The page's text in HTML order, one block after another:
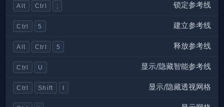
Alt Ctrl ; 锁定参考线
Ctrl 5 建立参考线
Alt Ctrl 5 释放参考线
Ctrl U 显示/隐藏智能参考线
Ctrl Shift I 显示/隐藏透视网格